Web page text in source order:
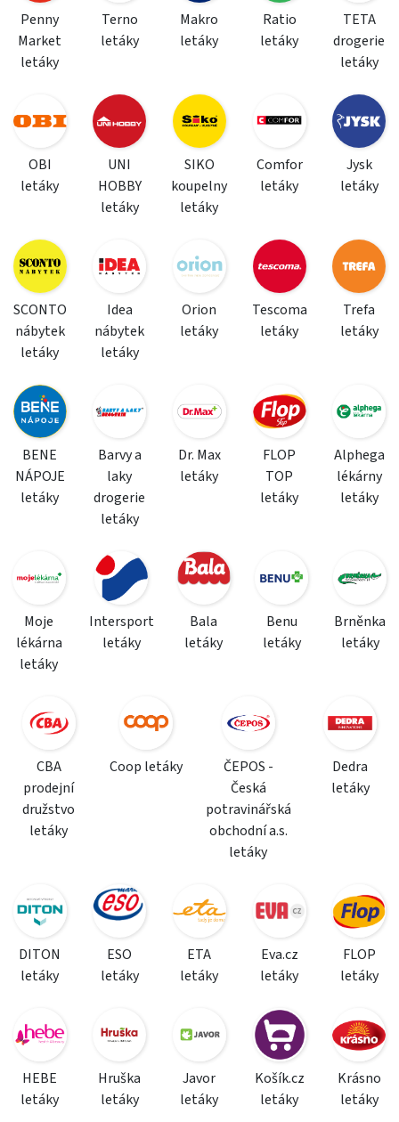
Penny
Market
letáky
Terno
letáky
Makro
letáky
Ratio
letáky
TETA
drogerie
letáky
OBI
letáky
UNI
HOBBY
letáky
SIKO
koupelny
letáky
Comfor
letáky
Jysk
letáky
SCONTO
nábytek
letáky
Idea
nábytek
letáky
Orion
letáky
Tescoma
letáky
Trefa
letáky
BENE
NÁPOJE
letáky
Barvy a
laky
drogerie
letáky
Dr. Max
letáky
FLOP
TOP
letáky
Alphega
lékárny
letáky
Moje
lékárna
letáky
Intersport
letáky
Bala
letáky
Benu
letáky
Brněnka
letáky
CBA
prodejní
družstvo
letáky
Coop letáky
ČEPOS -
Česká
potravinářská
obchodní a.s.
letáky
Dedra
letáky
DITON
letáky
ESO
letáky
ETA
letáky
Eva.cz
letáky
FLOP
letáky
HEBE
letáky
Hruška
letáky
Javor
letáky
Košík.cz
letáky
Krásno
letáky